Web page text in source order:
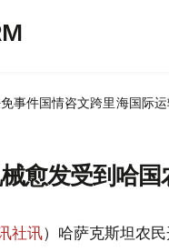
事件国情咨文跨里海国际
愈发受到哈国
社讯）哈萨克斯坦农